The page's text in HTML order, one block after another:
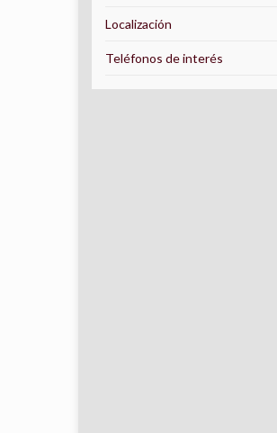
Localización
Teléfonos de interés